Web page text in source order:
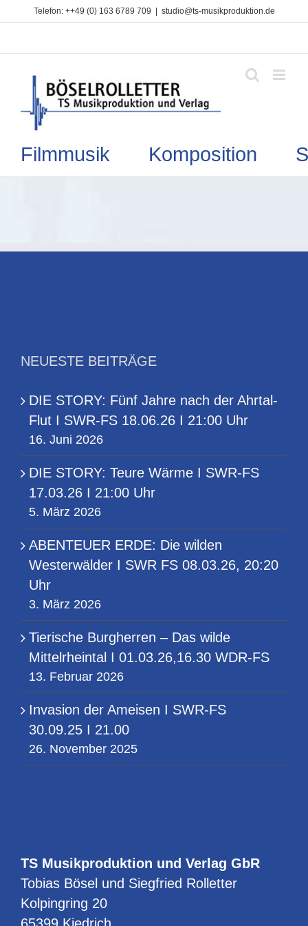
Telefon: ++49 (0) 163 6789 709 studio@ts-musikproduktion.de
Filmmusik Komposition
NEUESTE BEITRÄGE
DIE STORY: Fünf Jahre nach der Ahrtal-
Flut I SWR-FS 18.06.26 I 21:00 Uhr
16. Juni 2026
DIE STORY: Teure Wärme I SWR-FS
17.03.26 I 21:00 Uhr
5. März 2026
ABENTEUER ERDE: Die wilden
Westerwälder I SWR FS 08.03.26, 20:20
Uhr
3. März 2026
Tierische Burgherren – Das wilde
Mittelrheintal I 01.03.26,16.30 WDR-FS
13. Februar 2026
Invasion der Ameisen I SWR-FS
30.09.25 I 21.00
26. November 2025
TS Musikproduktion und Verlag GbR
Tobias Bösel und Siegfried Rolletter
Kolpingring 20